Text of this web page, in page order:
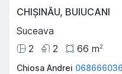
CHIȘINĂU, BUIUCANI
Suceava
2
2 66 m2
Chiosa Andrei 068666036